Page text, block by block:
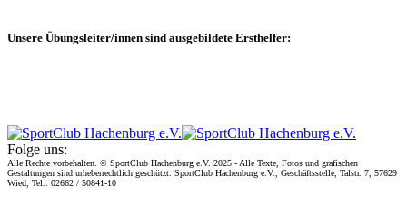
Unsere Übungsleiter/innen sind ausgebildete Ersthelfer:
Folge uns:
Alle Rechte vorbehalten. © SportClub Hachenburg e.V. 2025 - Alle Texte, Fotos und grafischen
Gestaltungen sind urheberrechtlich geschützt. SportClub Hachenburg e.V., Geschäftsstelle, Talstr. 7, 57629
Wied, Tel.: 02662 / 50841-10